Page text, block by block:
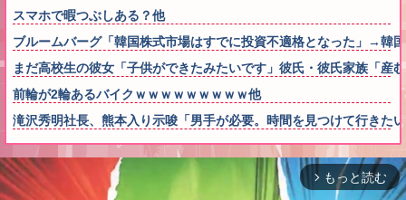
スマホで暇つぶしある？他
ブルームバーグ「韓国株式市場はすでに投資不適格となった」→
まだ高校生の彼女「子供ができたみたいです」彼氏・彼氏家族
前輪が2輪あるバイクｗｗｗｗｗｗｗｗｗ他
滝沢秀明社長、熊本入り示唆「男手が必要。時間を見つけて行きた
arrow_forward_ios もっと読む